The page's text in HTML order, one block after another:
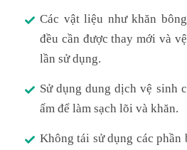
Các vật liệu như khăn
đều cần được thay mới và
lần sử dụng.
Sử dụng dung dịch vệ sinh
ấm để làm sạch lõi và khăn.
Không tái sử dụng các phần